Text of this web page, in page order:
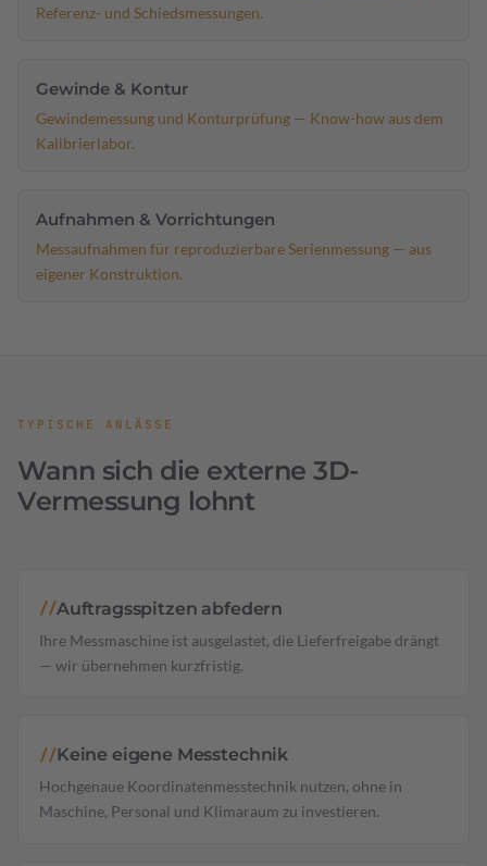
Referenz- und Schiedsmessungen.
Gewinde & Kontur
Gewindemessung und Konturprüfung — Know-how aus dem
Kalibrierlabor.
Aufnahmen & Vorrichtungen
Messaufnahmen für reproduzierbare Serienmessung — aus
eigener Konstruktion.
TYPISCHE ANLÄSSE
Wann sich die externe 3D-
Vermessung lohnt
//Auftragsspitzen abfedern
Ihre Messmaschine ist ausgelastet, die Lieferfreigabe drängt
— wir übernehmen kurzfristig.
//Keine eigene Messtechnik
Hochgenaue Koordinatenmesstechnik nutzen, ohne in
Maschine, Personal und Klimaraum zu investieren.